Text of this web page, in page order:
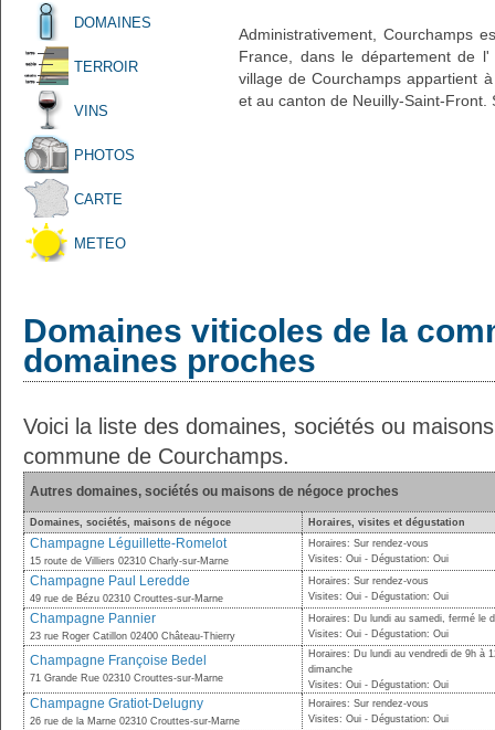
DOMAINES
TERROIR
VINS
PHOTOS
CARTE
METEO
Administrativement, Courchamps
France, dans le département de
village de Courchamps appartient
et au canton de Neuilly-Saint-Front.
Domaines viticoles de la
domaines proches
Voici la liste des domaines, sociétés ou
commune de Courchamps.
Autres domaines, sociétés ou maisons de négoce proches
Domaines, sociétés, maisons de négoce Horaires, visites et dégustation
Champagne Léguillette-Romelot
15 route de Villiers 02310 Charly-sur-Marne
Horaires: Sur rendez-vous
Visites: Oui - Dégustation: Oui
Champagne Paul Leredde
49 rue de Bézu 02310 Crouttes-sur-Marne
Horaires: Sur rendez-vous
Visites: Oui - Dégustation: Oui
Champagne Pannier
23 rue Roger Catillon 02400 Château-Thierry
Horaires: Du lundi au samedi, fermé le
Visites: Oui - Dégustation: Oui
Champagne Françoise Bedel
71 Grande Rue 02310 Crouttes-sur-Marne
Horaires: Du lundi au vendredi de 9h à
dimanche
Visites: Oui - Dégustation: Oui
Champagne Gratiot-Delugny
26 rue de la Marne 02310 Crouttes-sur-Marne
Horaires: Sur rendez-vous
Visites: Oui - Dégustation: Oui